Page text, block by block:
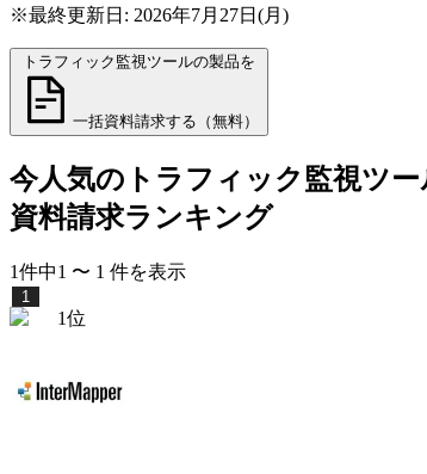
※最終更新日: 2026年7月27日(月)
トラフィック監視ツールの製品を
一括資料請求する（無料）
今人気の トラフィック監視ツ
資料請求ランキング
1件中1 〜 1 件を表示
1
1位